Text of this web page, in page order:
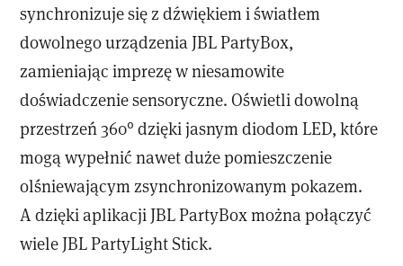
synchronizuje się z dźwiękiem i światłem
dowolnego urządzenia JBL PartyBox,
zamieniając imprezę w niesamowite
doświadczenie sensoryczne. Oświetli dowolną
przestrzeń 360° dzięki jasnym diodom LED, które
mogą wypełnić nawet duże pomieszczenie
olśniewającym zsynchronizowanym pokazem.
A dzięki aplikacji JBL PartyBox można połączyć
wiele JBL PartyLight Stick.